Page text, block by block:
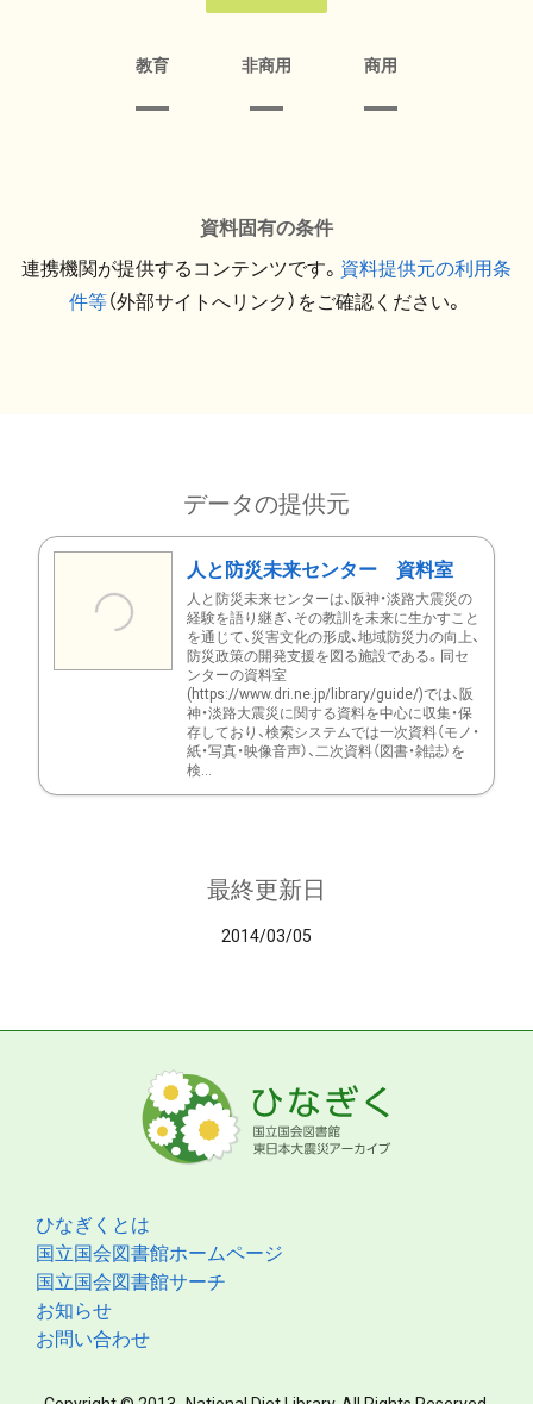
教育 非商用 商用
資料固有の条件
連携機関が提供するコンテンツです。 資料提供元の利用条
件等（外部サイトへリンク）をご確認ください。
データの提供元
人と防災未来センター 資料室
人と防災未来センターは、阪神・淡路大震災の
経験を語り継ぎ、その教訓を未来に生かすこと
を通じて、災害文化の形成、地域防災力の向上、
防災政策の開発支援を図る施設である。同セ
ンターの資料室
(https://www.dri.ne.jp/library/guide/)では、阪
神・淡路大震災に関する資料を中心に収集・保
存しており、検索システムでは一次資料（モノ・
紙・写真・映像音声）、二次資料（図書・雑誌）を
検...
最終更新日
2014/03/05
ひなぎくとは
国立国会図書館ホームページ
国立国会図書館サーチ
お知らせ
お問い合わせ